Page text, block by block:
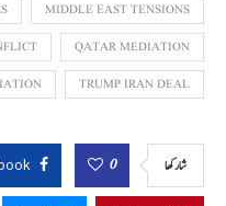
MIDDLE EAST TENSIONS
QATAR MEDIATION
TRUMP IRAN DEAL
شاركها 0